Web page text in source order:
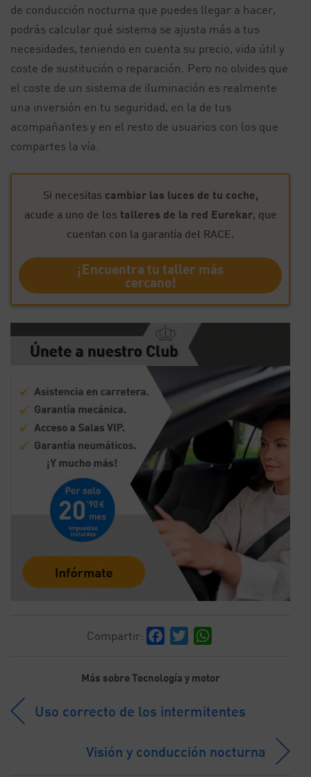
de conducción nocturna que puedes llegar a hacer,
podrás calcular qué sistema se ajusta más a tus
necesidades, teniendo en cuenta su precio, vida útil y
coste de sustitución o reparación. Pero no olvides que
el coste de un sistema de iluminación es realmente
una inversión en tu seguridad, en la de tus
acompañantes y en el resto de usuarios con los que
compartes la vía.
Si necesitas cambiar las luces de tu coche,
acude a uno de los talleres de la red Eurekar, que
cuentan con la garantía del RACE.
¡Encuentra tu taller más
cercano!
Compartir: Facebook
Twitter
Más sobre Tecnología y motor
Uso correcto de los intermitentes
Visión y conducción nocturna